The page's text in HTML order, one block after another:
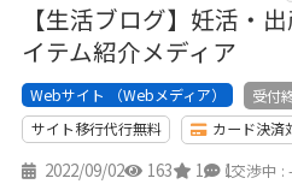
【生活ブログ】妊活・
イテム紹介メディア
Webサイト （Webメディア） 受付
サイト移行代行無料
カード決済
2022/09/02 163 1 1
（交渉中 : -